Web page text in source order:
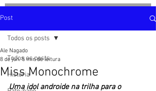
Post
Todos os posts
História
Todos os posts
Miss Monochrome
Ale Nagado
8 de jun. 5 min de leitura
Uma idol androide na trilha para o